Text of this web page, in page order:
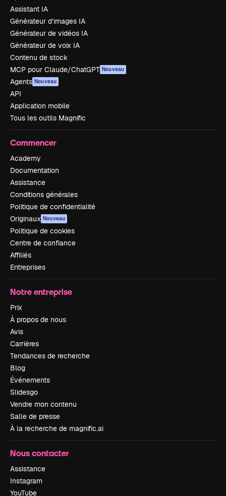
Assistant IA
Générateur d’images IA
Générateur de vidéos IA
Générateur de voix IA
Contenu de stock
MCP pour Claude/ChatGPT Nouveau
Agents Nouveau
API
Application mobile
Tous les outils Magnific
Commencer
Academy
Documentation
Assistance
Conditions générales
Politique de confidentialité
Originaux Nouveau
Politique de cookies
Centre de confiance
Affiliés
Entreprises
Notre entreprise
Prix
À propos de nous
Avis
Carrières
Tendances de recherche
Blog
Événements
Slidesgo
Vendre mon contenu
Salle de presse
À la recherche de magnific.ai
Nous contacter
Assistance
Instagram
YouTube